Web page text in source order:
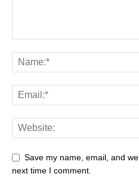
Save my name, email, and
next time I comment.